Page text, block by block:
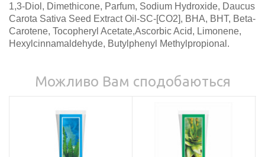
1,3-Diol, Dimethicone, Parfum, Sodium Hydroxide, Daucus
Carota Sativa Seed Extract Oil-SC-[CO2], BHA, BHT, Beta-
Carotene, Tocopheryl Acetate,Ascorbic Acid, Limonene,
Hexylcinnamaldehyde, Butylphenyl Methylpropional.
Можливо Вам сподобаються